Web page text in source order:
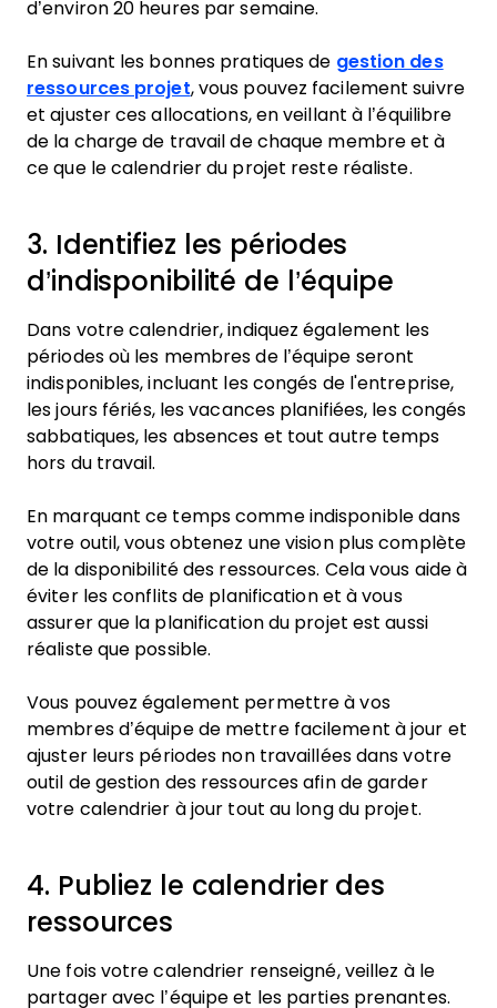
d’environ 20 heures par semaine.
En suivant les bonnes pratiques de gestion des
ressources projet, vous pouvez facilement suivre
et ajuster ces allocations, en veillant à l’équilibre
de la charge de travail de chaque membre et à
ce que le calendrier du projet reste réaliste.
3. Identifiez les périodes
d’indisponibilité de l’équipe
Dans votre calendrier, indiquez également les
périodes où les membres de l’équipe seront
indisponibles, incluant les congés de l'entreprise,
les jours fériés, les vacances planifiées, les congés
sabbatiques, les absences et tout autre temps
hors du travail.
En marquant ce temps comme indisponible dans
votre outil, vous obtenez une vision plus complète
de la disponibilité des ressources. Cela vous aide à
éviter les conflits de planification et à vous
assurer que la planification du projet est aussi
réaliste que possible.
Vous pouvez également permettre à vos
membres d’équipe de mettre facilement à jour et
ajuster leurs périodes non travaillées dans votre
outil de gestion des ressources afin de garder
votre calendrier à jour tout au long du projet.
4. Publiez le calendrier des
ressources
Une fois votre calendrier renseigné, veillez à le
partager avec l’équipe et les parties prenantes.